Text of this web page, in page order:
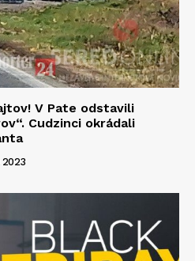
V Pate odstavili
Cudzinci okrádali
2023